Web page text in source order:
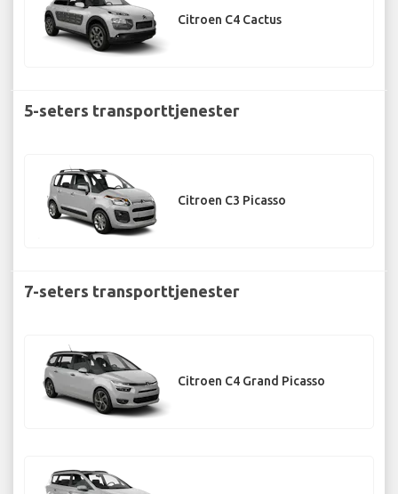
Citroen C4 Cactus
5-seters transporttjenester
Citroen C3 Picasso
7-seters transporttjenester
Citroen C4 Grand Picasso